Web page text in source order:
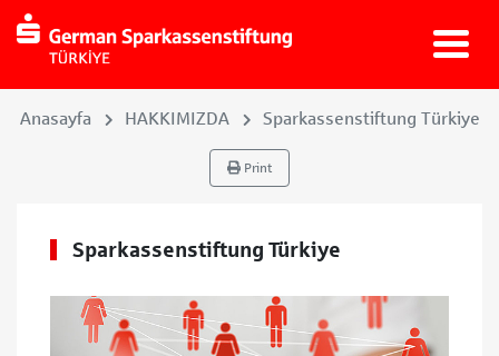
Anasayfa HAKKIMIZDA Sparkassenstiftung Türkiye
Print
Sparkassenstiftung Türkiye